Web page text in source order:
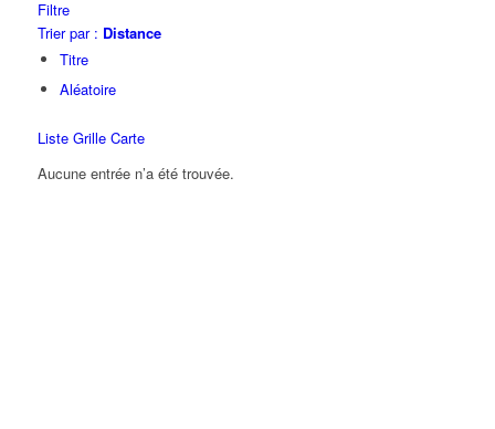
Filtre
Trier par : Distance
Titre
Aléatoire
Liste Grille Carte
Aucune entrée n’a été trouvée.